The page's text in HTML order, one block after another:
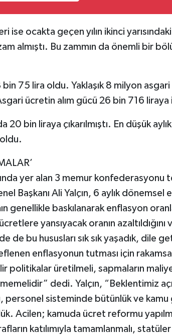
ise ocakta geçen yılın ikinci
almıştı. Bu zammın da önemli bir
75 lira oldu. Yaklaşık 8 milyon
ücretin alım gücü 26 bin 716
20 bin liraya çıkarılmıştı. En düşük
yer alan 3 memur konfederasyonu
Başkanı Ali Yalçın, 6 aylık dönemsel
genellikle baskılanarak enflasyon
yansıyacak oranın azaltıldığını
de bu hususları sık sık yaşadık, dile
enflasyonun tutması için
politikalar üretilmeli, sapmaların
dedi. Yalçın, “Beklentimiz
personel sisteminde bütünlük ve kamu
Acilen; kamuda ücret reformu
katılımıyla tamamlanmalı,